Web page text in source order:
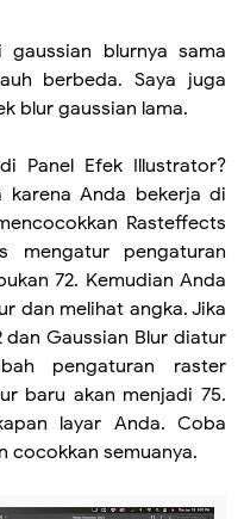
blurnya sama
berbeda. Saya juga
blur gaussian lama.
Panel Efek Illustrator?
karena Anda bekerja di
Rasteffects
mengatur pengaturan
72. Kemudian Anda
dan melihat angka. Jika
Gaussian Blur diatur
pengaturan raster
baru akan menjadi 75.
layar Anda. Coba
cocokkan semuanya.